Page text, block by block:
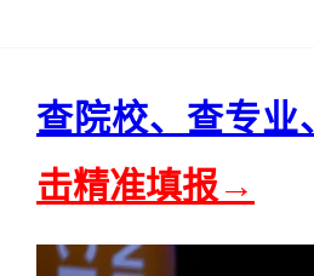
查院校、查专
击精准填报→